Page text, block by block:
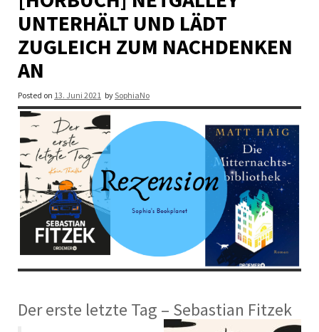
UNTERHÄLT UND LÄDT
ZUGLEICH ZUM NACHDENKEN
AN
Posted on 13. Juni 2021 bySophiaNo
Der erste letzte Tag – Sebastian Fitzek